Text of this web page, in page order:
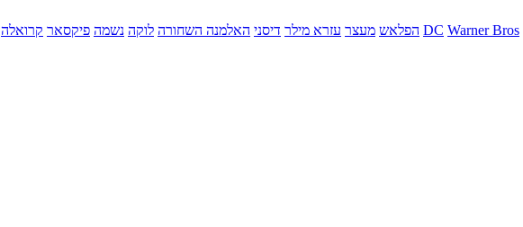
DC Warner Bros הפלאש מעצר עזרא מילר דיסני האלמנה השחורה לוקה נשמה פיקסאר קרואלה